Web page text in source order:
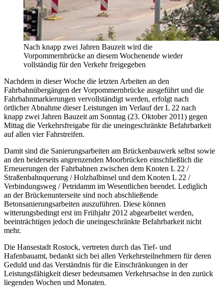
Nach knapp zwei Jahren Bauzeit wird die
Vorpommernbrücke an diesem Wochenende wieder
vollständig für den Verkehr freigegeben
Nachdem in dieser Woche die letzten Arbeiten an den
Fahrbahnübergängen der Vorpommernbrücke ausgeführt und die
Fahrbahnmarkierungen vervollständigt werden, erfolgt nach
örtlicher Abnahme dieser Leistungen im Verlauf der L 22 nach
knapp zwei Jahren Bauzeit am Sonntag (23. Oktober 2011) gegen
Mittag die Verkehrsfreigabe für die uneingeschränkte Befahrbarkeit
auf allen vier Fahrstreifen.
Damit sind die Sanierungsarbeiten am Brückenbauwerk selbst sowie
an den beiderseits angrenzenden Moorbrücken einschließlich die
Erneuerungen der Fahrbahnen zwischen dem Knoten L 22 /
Straßenbahnquerung / Holzhalbinsel und dem Knoten L 22 /
Verbindungsweg / Petridamm im Wesentlichen beendet. Lediglich
an der Brückenunterseite sind noch abschließende
Betonsanierungsarbeiten auszuführen. Diese können
witterungsbedingt erst im Frühjahr 2012 abgearbeitet werden,
beeinträchtigen jedoch die uneingeschränkte Befahrbarkeit nicht
mehr.
Die Hansestadt Rostock, vertreten durch das Tief- und
Hafenbauamt, bedankt sich bei allen Verkehrsteilnehmern für deren
Geduld und das Verständnis für die Einschränkungen in der
Leistungsfähigkeit dieser bedeutsamen Verkehrsachse in den zurück
liegenden Wochen und Monaten.